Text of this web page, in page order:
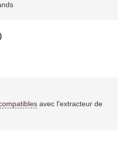
avec l'extracteur de